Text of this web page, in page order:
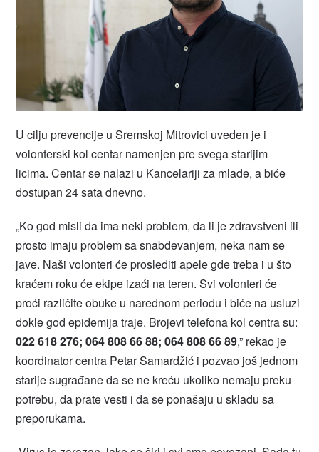
U cilju prevencije u Sremskoj Mitrovici uveden je i
volonterski kol centar namenjen pre svega starijim
licima. Centar se nalazi u Kancelariji za mlade, a biće
dostupan 24 sata dnevno.
„Ko god misli da ima neki problem, da li je zdravstveni ili
prosto imaju problem sa snabdevanjem, neka nam se
jave. Naši volonteri će proslediti apele gde treba i u što
kraćem roku će ekipe izaći na teren. Svi volonteri će
proći različite obuke u narednom periodu i biće na usluzi
dokle god epidemija traje. Brojevi telefona kol centra su:
022 618 276; 064 808 66 88; 064 808 66 89,” rekao je
koordinator centra Petar Samardžić i pozvao još jednom
starije sugrađane da se ne kreću ukoliko nemaju preku
potrebu, da prate vesti i da se ponašaju u skladu sa
preporukama.